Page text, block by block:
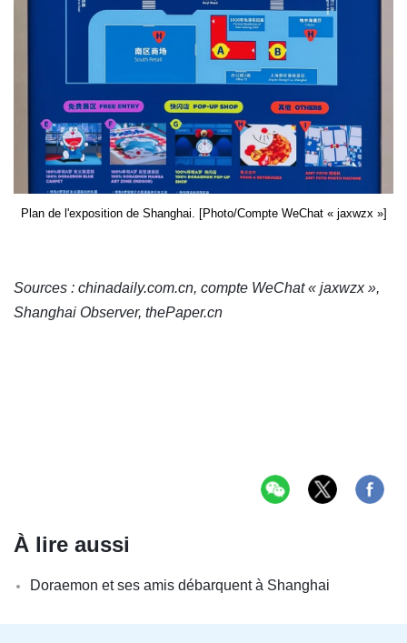
Plan de l'exposition de Shanghai. [Photo/Compte WeChat « jaxwzx »]
Sources : chinadaily.com.cn, compte WeChat « jaxwzx »,
Shanghai Observer, thePaper.cn
À lire aussi
Doraemon et ses amis débarquent à Shanghai